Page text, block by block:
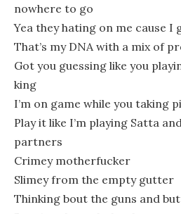
nowhere to go
Yea they hating on me cause I
That’s my DNA with a mix of
Got you guessing like you
king
I’m on game while you taking
Play it like I’m playing Satta
partners
Crimey motherfucker
Slimey from the empty gutter
Thinking bout the guns and